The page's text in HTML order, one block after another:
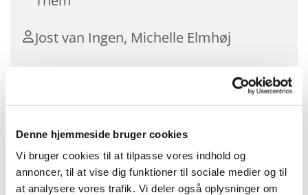
Denne hjemmeside bruger cookies
Vi bruger cookies til at tilpasse vores indhold og
annoncer, til at vise dig funktioner til sociale medier og til
at analysere vores trafik. Vi deler også oplysninger om
Jost van Ingen, Michelle Elmhøj
Efter morgensang er der rundstykker og kaffe i
sognehuset